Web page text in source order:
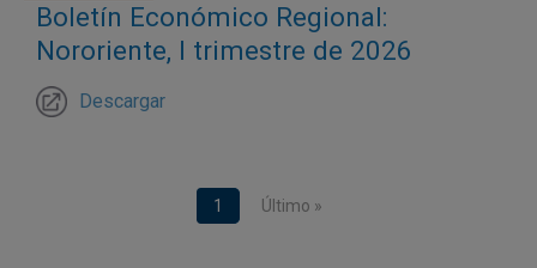
Boletín Económico Regional:
Nororiente, I trimestre de 2026
Descargar
Página actual
1 Última página
Último »